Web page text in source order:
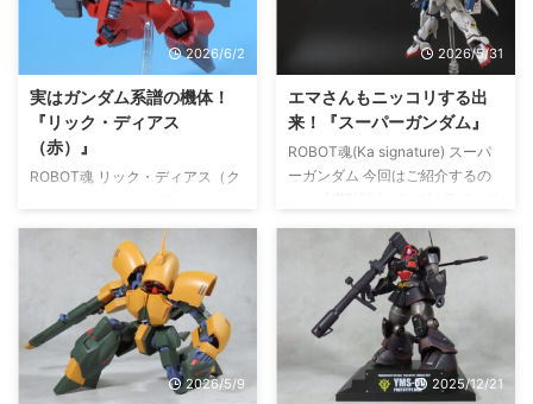
ム・トレーナーは、アムロ・レイ
が搭乗したこともある機体（機動
戦士Ζガンダム Defineで）。その
時、クワトロ・バジーナが搭乗し
ていた機体が、ジム・ライトアー
マーです。 2021年発売なのでも
う5年以上前ですが、僕の中で一
番気に入っているジムのバリエー
（実質、再販になる）として
ROBOT魂 ナイチンゲール ～
Exclusive Edition～。 ROBOT魂
なります。（METAL ROBOT魂
Hi-νガンダムはこれ以上
に・・・） ぼくが持って ...
2026/6/2
実はガンダム系譜の機体！
『リック・ディアス
（赤）』
ROBOT魂 リック・ディアス（ク
A.N.I.M.E. 今回はご紹介するの
は、アニメ『機動戦士Zガンダ
ム』より ROBOT魂 ver.
A.N.I.M.E. 「リック・ディアス
（クワトロ・バジーナ カラ
ー）」！ 毎週火曜日の恒例であ
るプレバン再販。本日（26/6/2）
はHGのリックディス（赤）と
2026/5/31
エマさんもニッコリする出
来！『スーパーガンダム』
ROBOT魂(Ka signature) スーパ
ーガンダム 今回はご紹介するの
signature) スーパーガンダム！
2026年5月のプレバンが着弾して
ちょっとずつ開封しています（ち
ょっと買いすぎた・・・） そん
な本日（26/5/31）は、魂ウェブ
商店9月発送アイテムの予約締切
日。みんなは、欲しいものすでに
2026/5/9 2025/12/21